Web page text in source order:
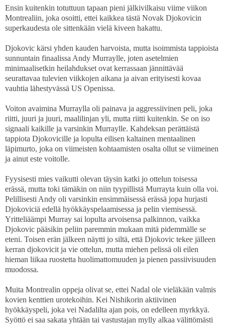
Ensin kuitenkin totuttuun tapaan pieni jälkivilkaisu viime viikon
Montrealiin, joka osoitti, ettei kaikkea tästä Novak Djokovicin
superkaudesta ole sittenkään vielä kiveen hakattu.
Djokovic kärsi yhden kauden harvoista, mutta isoimmista tappioista
sunnuntain finaalissa Andy Murraylle, joten asetelmien
minimaalisetkin heilahdukset ovat kerrassaan jännittävää
seurattavaa tulevien viikkojen aikana ja aivan erityisesti kovaa
vauhtia lähestyvässä US Openissa.
Voiton avaimina Murraylla oli painava ja aggressiivinen peli, joka
riitti, juuri ja juuri, maalilinjan yli, mutta riitti kuitenkin. Se on iso
signaali kaikille ja varsinkin Murraylle. Kahdeksan perättäistä
tappiota Djokovicille ja lopulta eilisen kaltainen mentaalinen
läpimurto, joka on viimeisten kohtaamisten osalta ollut se viimeinen
ja ainut este voitolle.
Fyysisesti mies vaikutti olevan täysin katki jo ottelun toisessa
erässä, mutta toki tämäkin on niin tyypillistä Murrayta kuin olla voi.
Pelillisesti Andy oli varsinkin ensimmäisessä erässä jopa hurjasti
Djokoviciä edellä hyökkäyspelaamisessa ja pelin viemisessä.
Yritteliäämpi Murray sai lopulta arvoisensa palkinnon, vaikka
Djokovic pääsikin peliin paremmin mukaan mitä pidemmälle se
eteni. Toisen erän jälkeen näytti jo siltä, että Djokovic tekee jälleen
kerran djokovicit ja vie ottelun, mutta miehen pelissä oli eilen
hieman liikaa ruostetta huolimattomuuden ja pienen passiivisuuden
muodossa.
Muita Montrealin oppeja olivat se, ettei Nadal ole vieläkään valmis
kovien kenttien urotekoihin. Kei Nishikorin aktiivinen
hyökkäyspeli, joka vei Nadalilta ajan pois, on edelleen myrkkyä.
Syöttö ei saa sakata yhtään tai vastustajan mylly alkaa välittömästi